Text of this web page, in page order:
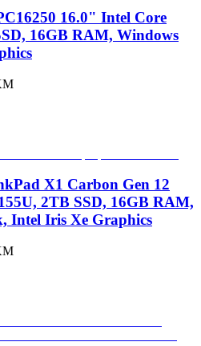
16.0" Intel Core
16GB RAM, Windows
X1 Carbon Gen 12
2TB SSD, 16GB RAM,
Intel Iris Xe Graphics